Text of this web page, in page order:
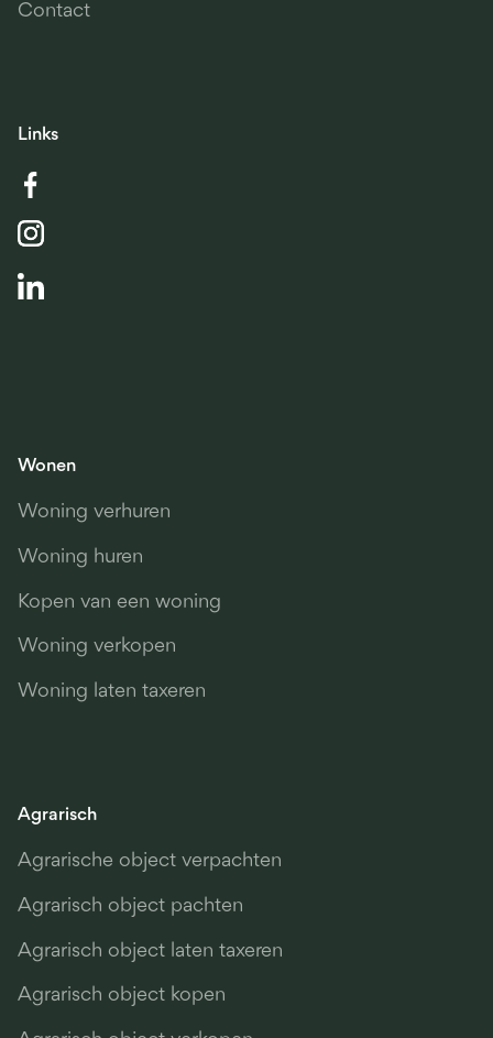
Contact
Links
Wonen
Woning verhuren
Woning huren
Kopen van een woning
Woning verkopen
Woning laten taxeren
Agrarisch
Agrarische object verpachten
Agrarisch object pachten
Agrarisch object laten taxeren
Agrarisch object kopen